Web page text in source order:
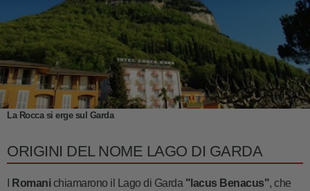
La Rocca si erge sul Garda
ORIGINI DEL NOME LAGO DI GARDA
Romanichiamarono il Lago di Garda "lacus Benacus", che